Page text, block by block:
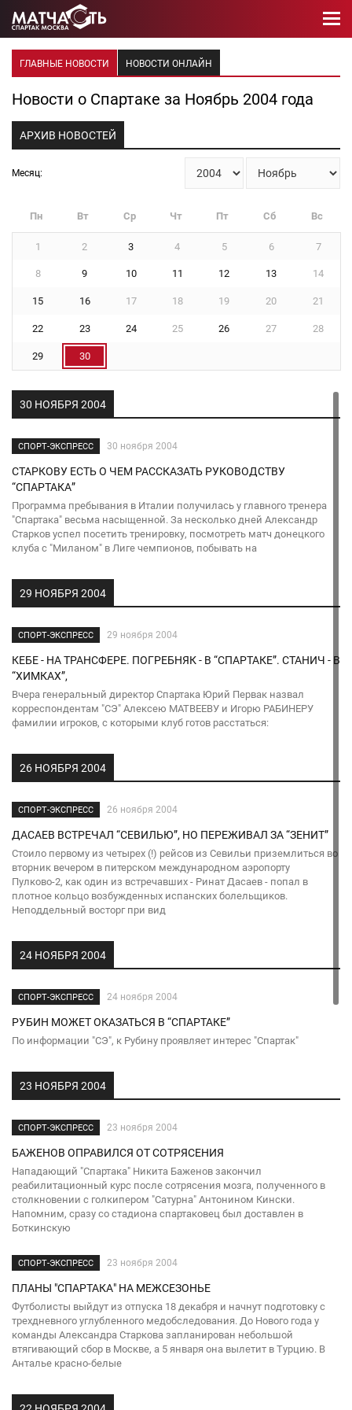
ГЛАВНЫЕ НОВОСТИ НОВОСТИ ОНЛАЙН
Новости о Спартаке за Ноябрь 2004 года
АРХИВ НОВОСТЕЙ
Месяц:
Пн Вт Ср Чт Пт Сб Вс
1 2 3 4 5 6 7
8 9 10 11 12 13 14
15 16 17 18 19 20 21
22 23 24 25 26 27 28
29 30
30 НОЯБРЯ 2004
СПОРТ-ЭКСПРЕСС 30 ноября 2004
СТАРКОВУ ЕСТЬ О ЧЕМ РАССКАЗАТЬ РУКОВОДСТВУ
“СПАРТАКА”
Программа пребывания в Италии получилась у главного тренера
"Спартака" весьма насыщенной. За несколько дней Александр
Старков успел посетить тренировку, посмотреть матч донецкого
клуба с "Миланом" в Лиге чемпионов, побывать на
29 НОЯБРЯ 2004
СПОРТ-ЭКСПРЕСС 29 ноября 2004
КЕБЕ - НА ТРАНСФЕРЕ. ПОГРЕБНЯК - В “СПАРТАКЕ”. СТАНИЧ - В
“ХИМКАХ”,
Вчера генеральный директор Спартака Юрий Первак назвал
корреспондентам "СЭ" Алексею МАТВЕЕВУ и Игорю РАБИНЕРУ
фамилии игроков, с которыми клуб готов расстаться:
26 НОЯБРЯ 2004
СПОРТ-ЭКСПРЕСС 26 ноября 2004
ДАСАЕВ ВСТРЕЧАЛ “СЕВИЛЬЮ”, НО ПЕРЕЖИВАЛ ЗА “ЗЕНИТ”
Стоило первому из четырех (!) рейсов из Севильи приземлиться во
вторник вечером в питерском международном аэропорту
Пулково-2, как один из встречавших - Ринат Дасаев - попал в
плотное кольцо возбужденных испанских болельщиков.
Неподдельный восторг при вид
24 НОЯБРЯ 2004
СПОРТ-ЭКСПРЕСС 24 ноября 2004
РУБИН МОЖЕТ ОКАЗАТЬСЯ В “СПАРТАКЕ”
По информации "СЭ", к Рубину проявляет интерес "Спартак"
23 НОЯБРЯ 2004
СПОРТ-ЭКСПРЕСС 23 ноября 2004
БАЖЕНОВ ОПРАВИЛСЯ ОТ СОТРЯСЕНИЯ
Нападающий "Спартака" Никита Баженов закончил
реабилитационный курс после сотрясения мозга, полученного в
столкновении с голкипером "Сатурна" Антонином Кински.
Напомним, сразу со стадиона спартаковец был доставлен в
Боткинскую
СПОРТ-ЭКСПРЕСС 23 ноября 2004
ПЛАНЫ "СПАРТАКА" НА МЕЖСЕЗОНЬЕ
Футболисты выйдут из отпуска 18 декабря и начнут подготовку с
трехдневного углубленного медобследования. До Нового года у
команды Александра Старкова запланирован небольшой
втягивающий сбор в Москве, а 5 января она вылетит в Турцию. В
Анталье красно-белые